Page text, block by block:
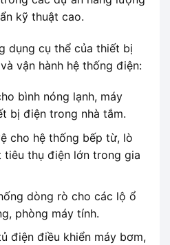
kỹ thuật cao.
dụng cụ thể của thiết bị
vận hành hệ thống điện:
bình nóng lạnh, máy
bị điện trong nhà tắm.
cho hệ thống bếp từ, lò
tiêu thụ điện lớn trong gia
dòng rò cho các lộ ổ
phòng máy tính.
điện điều khiển máy bơm,